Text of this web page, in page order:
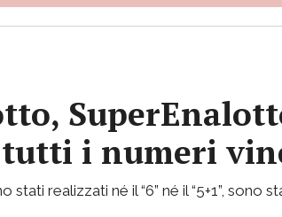
tutti i numeri
realizzati né il “6” né il “5+1”, sono